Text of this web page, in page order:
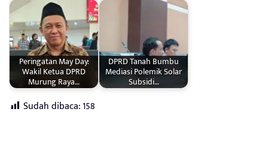
Peringatan May Day:
Wakil Ketua DPRD
Murung Raya…
DPRD Tanah Bumbu
Mediasi Polemik Solar
Subsidi…
Sudah dibaca:158